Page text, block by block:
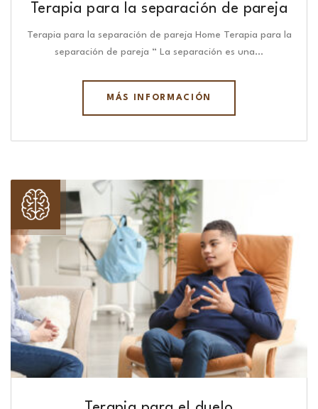
Terapia para la separación de pareja
Terapia para la separación de pareja Home Terapia para la
separación de pareja “ La separación es una…
MÁS INFORMACIÓN